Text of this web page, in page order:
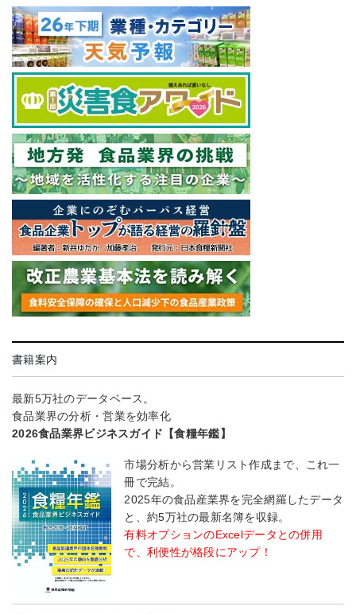
書籍案内
最新5万社のデータベース。
食品業界の分析・営業を効率化
2026食品業界ビジネスガイド【食糧年鑑】
市場分析から営業リスト作成まで、これ一
冊で完結。
2025年の食品産業界を完全網羅したデータ
と、約5万社の最新名簿を収録。
有料オプションのExcelデータとの併用
で、利便性が格段にアップ！